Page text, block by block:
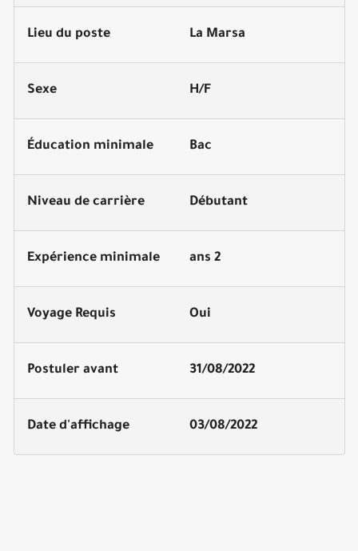
La Marsa
Lieu du poste
H/F
Sexe
Bac
Éducation minimale
Débutant
Niveau de carrière
Expérience minimale
Oui
Voyage Requis
31/08/2022
Postuler avant
03/08/2022
Date d'affichage